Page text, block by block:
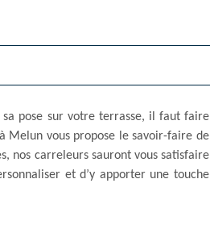
pose sur votre terrasse, il faut faire
Melun vous propose le savoir-faire de
nos carreleurs sauront vous satisfaire
et d’y apporter une touche